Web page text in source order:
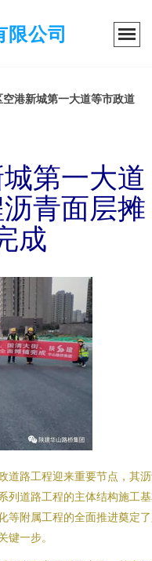
限公司
空港新城第一大道等市政道
第一大道
青面层摊
成
道路工程迎来重要节点，其
列道路工程的主体结构施工
等附属工程的全面推进奠定
键一步。